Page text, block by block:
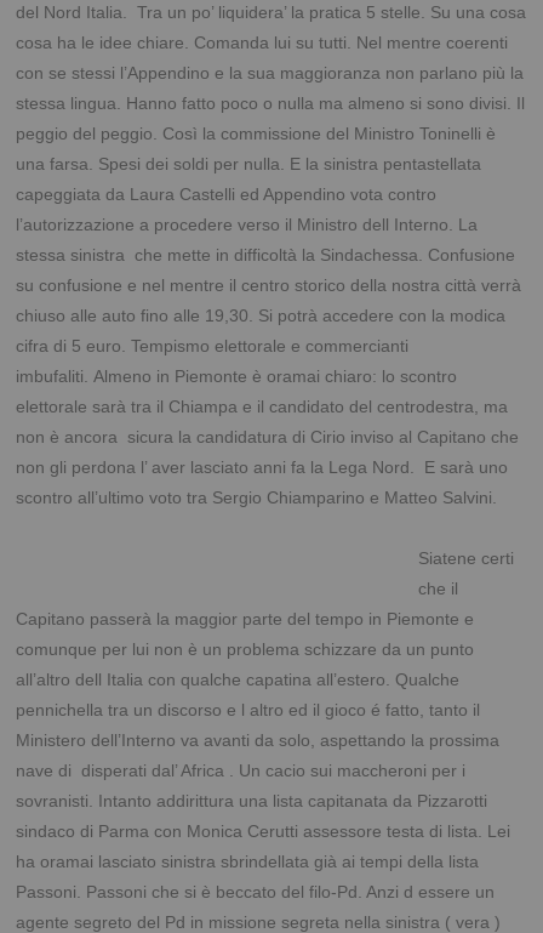
del Nord Italia. Tra un po’ liquidera’ la pratica 5 stelle. Su una cosa
cosa ha le idee chiare. Comanda lui su tutti. Nel mentre coerenti
con se stessi l’Appendino e la sua maggioranza non parlano più la
stessa lingua. Hanno fatto poco o nulla ma almeno si sono divisi. Il
peggio del peggio. Così la commissione del Ministro Toninelli è
una farsa. Spesi dei soldi per nulla. E la sinistra pentastellata
capeggiata da Laura Castelli ed Appendino vota contro
l’autorizzazione a procedere verso il Ministro dell Interno. La
stessa sinistra che mette in difficoltà la Sindachessa. Confusione
su confusione e nel mentre il centro storico della nostra città verrà
chiuso alle auto fino alle 19,30. Si potrà accedere con la modica
cifra di 5 euro. Tempismo elettorale e commercianti
imbufaliti.Almeno in Piemonte è oramai chiaro: lo scontro
elettorale sarà tra il Chiampa e il candidato del centrodestra, ma
non è ancora sicura la candidatura di Cirio inviso al Capitano che
non gli perdona l’ aver lasciato anni fa la Lega Nord. E sarà uno
scontro all’ultimo voto tra Sergio Chiamparino e Matteo Salvini.
Siatene certi
che il
Capitano passerà la maggior parte del tempo in Piemonte e
comunque per lui non è un problema schizzare da un punto
all’altro dell Italia con qualche capatina all’estero. Qualche
pennichella tra un discorso e l altro ed il gioco é fatto, tanto il
Ministero dell’Interno va avanti da solo, aspettando la prossima
nave di disperati dal’ Africa . Un cacio sui maccheroni per i
sovranisti. Intanto addirittura una lista capitanata da Pizzarotti
sindaco di Parma con Monica Cerutti assessore testa di lista. Lei
ha oramai lasciato sinistra sbrindellata già ai tempi della lista
Passoni. Passoni che si è beccato del filo-Pd. Anzi d essere un
agente segreto del Pd in missione segreta nella sinistra ( vera )